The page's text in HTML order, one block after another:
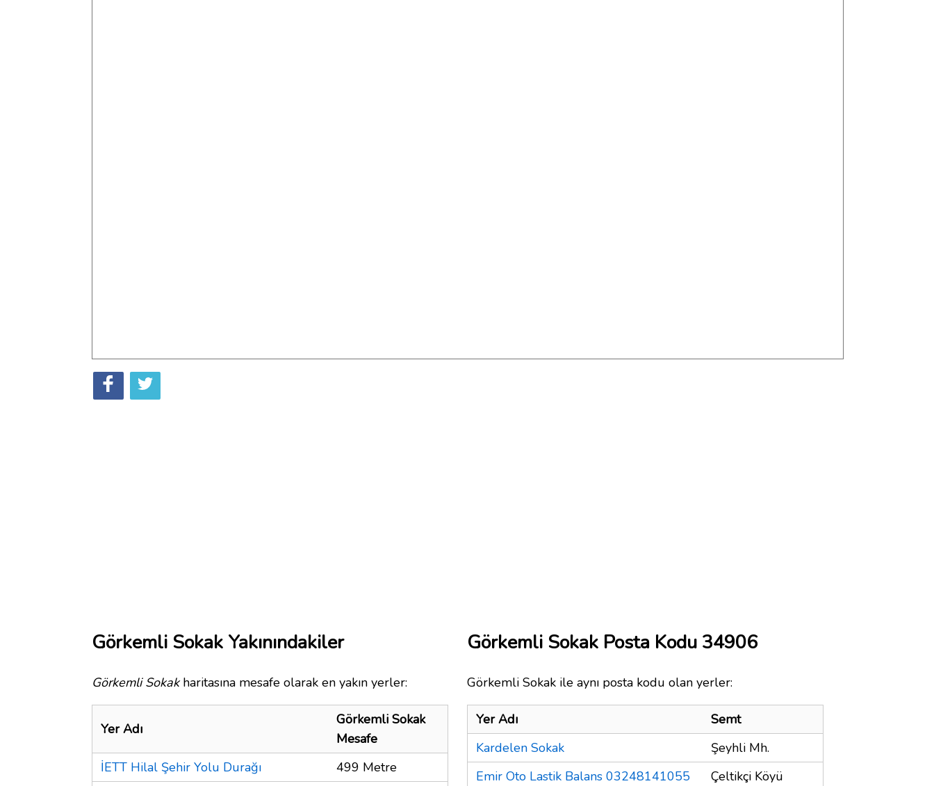
Görkemli Sokak Yakınındakiler
Görkemli Sokakharitasına mesafe olarak en yakın yerler:
Yer Adı
Görkemli Sokak
Mesafe
İETT Hilal Şehir Yolu Durağı
499 Metre
Görkemli Sokak Posta Kodu 34906
Görkemli Sokak ile aynı posta kodu olan yerler:
Yer Adı
Semt
Kardelen Sokak
Şeyhli Mh.
Emir Oto Lastik Balans 03248141055
Çeltikçi Köyü